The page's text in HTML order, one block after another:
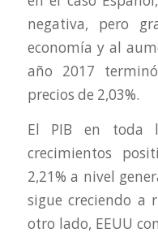
negativa, pero
economía y al
año 2017
precios de 2,03%.
El PIB en toda
crecimientos
2,21% a nivel
sigue creciendo a
otro lado, EEUU